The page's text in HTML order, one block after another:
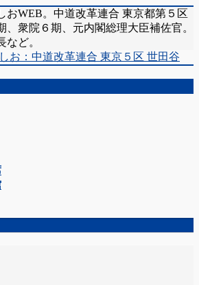
おWEB。中道改革連合 東京都第５区
、衆院６期、元内閣総理大臣補佐官。
ど。
お：中道改革連合 東京５区 世田谷